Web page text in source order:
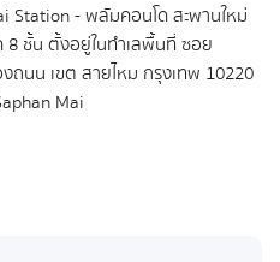
Station - พลัมคอนโด สะพานใหม่
8 ชั้น ตั้งอยู่ในทำเลพื้นที่ ซอย
นน เขต สายไหม กรุงเทพ 10220
Mai